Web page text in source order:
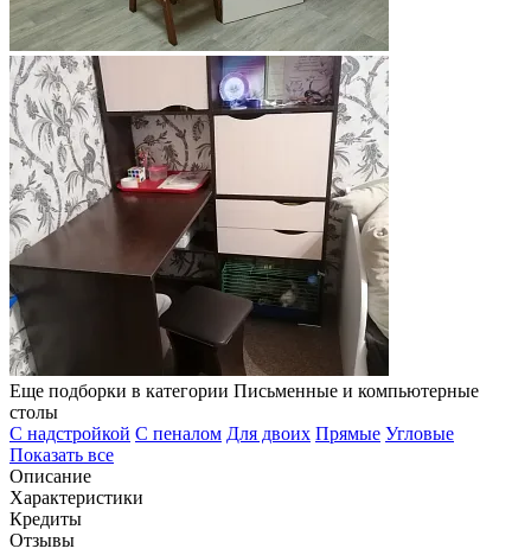
Еще подборки в категории Письменные и компьютерные
столы
C надстройкой C пеналом Для двоих Прямые Угловые
Показать все
Описание
Характеристики
Кредиты
Отзывы